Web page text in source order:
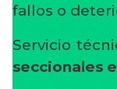
fallos o
Servicio
seccionales